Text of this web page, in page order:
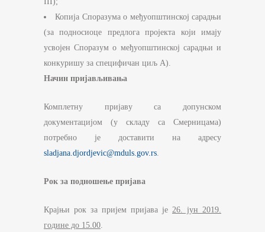
Копија Споразума о међуопштинској сарадњи
(за подносиоце предлога пројекта који имају
усвојен Споразум о међуопштинској сарадњи и
конкуришу за специфичан циљ А).
Начин пријављивања
Комплетну пријаву са допунском
документацијом (у складу са Смерницама)
потребно је доставити на адресу
sladjana.djordjevic@mduls.gov.rs.
Рок за подношење пријава
Крајњи рок за пријем пријава је 26. јун 2019.
године до 15.00.